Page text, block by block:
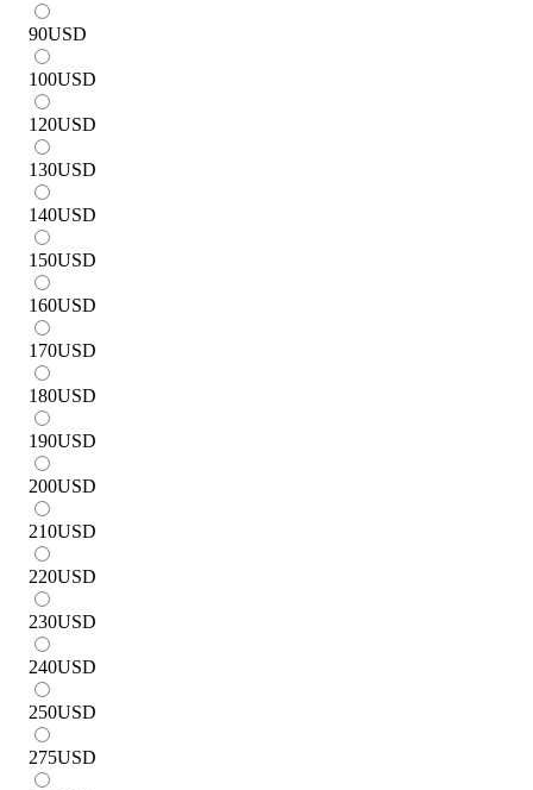
90USD
100USD
120USD
130USD
140USD
150USD
160USD
170USD
180USD
190USD
200USD
210USD
220USD
230USD
240USD
250USD
275USD